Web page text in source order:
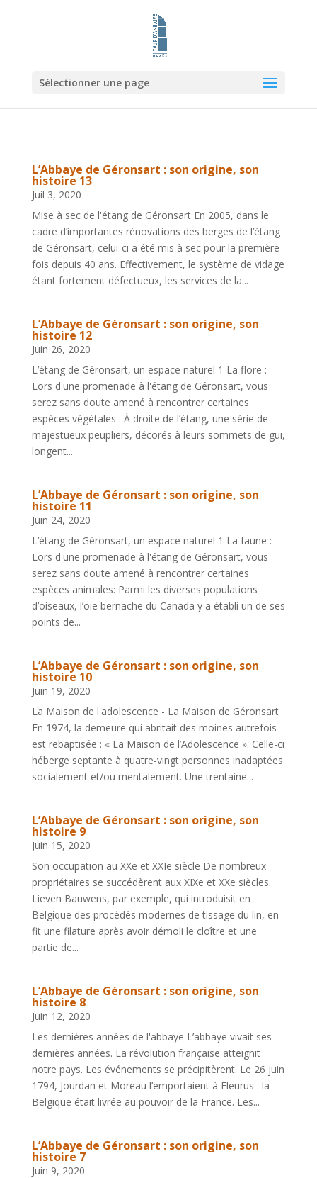
Sélectionner une page
L’Abbaye de Géronsart : son origine, son
histoire 13
Juil 3, 2020
Mise à sec de l'étang de Géronsart En 2005, dans le
cadre d’importantes rénovations des berges de l’étang
de Géronsart, celui-ci a été mis à sec pour la première
fois depuis 40 ans. Effectivement, le système de vidage
étant fortement défectueux, les services de la...
L’Abbaye de Géronsart : son origine, son
histoire 12
Juin 26, 2020
L’étang de Géronsart, un espace naturel 1 La flore :
Lors d'une promenade à l'étang de Géronsart, vous
serez sans doute amené à rencontrer certaines
espèces végétales : À droite de l’étang, une série de
majestueux peupliers, décorés à leurs sommets de gui,
longent...
L’Abbaye de Géronsart : son origine, son
histoire 11
Juin 24, 2020
L’étang de Géronsart, un espace naturel 1 La faune :
Lors d'une promenade à l'étang de Géronsart, vous
serez sans doute amené à rencontrer certaines
espèces animales: Parmi les diverses populations
d’oiseaux, l’oie bernache du Canada y a établi un de ses
points de...
L’Abbaye de Géronsart : son origine, son
histoire 10
Juin 19, 2020
La Maison de l'adolescence - La Maison de Géronsart
En 1974, la demeure qui abritait des moines autrefois
est rebaptisée : « La Maison de l’Adolescence ». Celle-ci
héberge septante à quatre-vingt personnes inadaptées
socialement et/ou mentalement. Une trentaine...
L’Abbaye de Géronsart : son origine, son
histoire 9
Juin 15, 2020
Son occupation au XXe et XXIe siècle De nombreux
propriétaires se succédèrent aux XIXe et XXe siècles.
Lieven Bauwens, par exemple, qui introduisit en
Belgique des procédés modernes de tissage du lin, en
fit une filature après avoir démoli le cloître et une
partie de...
L’Abbaye de Géronsart : son origine, son
histoire 8
Juin 12, 2020
Les dernières années de l'abbaye L’abbaye vivait ses
dernières années. La révolution française atteignit
notre pays. Les événements se précipitèrent. Le 26 juin
1794, Jourdan et Moreau l’emportaient à Fleurus : la
Belgique était livrée au pouvoir de la France. Les...
L’Abbaye de Géronsart : son origine, son
histoire 7
Juin 9, 2020